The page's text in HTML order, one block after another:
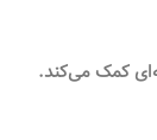
کمک می‌کند.